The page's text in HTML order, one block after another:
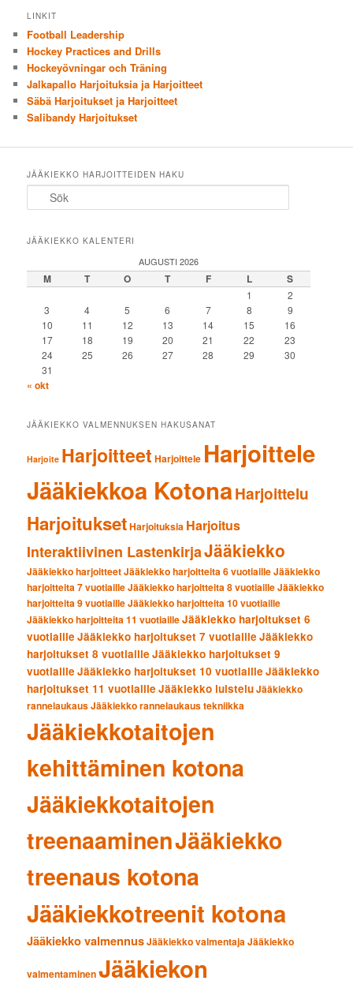
LINKIT
Football Leadership
Hockey Practices and Drills
Hockeyövningar och Träning
Jalkapallo Harjoituksia ja Harjoitteet
Säbä Harjoitukset ja Harjoitteet
Salibandy Harjoitukset
JÄÄKIEKKO HARJOITTEIDEN HAKU
JÄÄKIEKKO KALENTERI
AUGUSTI 2026
M T O T F L S
1
2
3
4 5 6 7 8
9
10
11 12 13 14 15
16
17
18 19 20 21 22
23
24
25 26 27 28 29
30
31
« okt
JÄÄKIEKKO VALMENNUKSEN HAKUSANAT
Harjoite Harjoitteet Harjoittele Harjoittele
Jääkiekkoa KotonaHarjoittelu
HarjoituksetHarjoituksia Harjoitus
Interaktiivinen LastenkirjaJääkiekko
Jääkiekko harjoitteetJääkiekko harjoitteita 6 vuotiailleJääkiekko
harjoitteita 7 vuotiailleJääkiekko harjoitteita 8 vuotiailleJääkiekko
harjoitteita 9 vuotiailleJääkiekko harjoitteita 10 vuotiaille
Jääkiekko harjoitteita 11 vuotiailleJääkiekko harjoitukset 6
vuotiaille Jääkiekko harjoitukset 7 vuotiaille Jääkiekko
harjoitukset 8 vuotiaille Jääkiekko harjoitukset 9
vuotiaille Jääkiekko harjoitukset 10 vuotiaille Jääkiekko
harjoitukset 11 vuotiaille Jääkiekko luisteluJääkiekko
rannelaukausJääkiekko rannelaukaus tekniikka
Jääkiekkotaitojen
kehittäminen kotona
Jääkiekkotaitojen
treenaaminenJääkiekko
treenaus kotona
Jääkiekkotreenit kotona
Jääkiekko valmennusJääkiekko valmentajaJääkiekko
valmentaminenJääkiekon